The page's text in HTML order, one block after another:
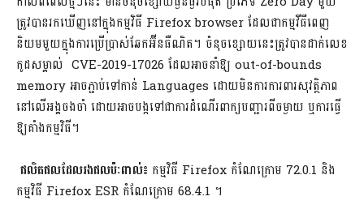
ត្រូវ​បាន​រក​ឃើញ​នៅក្នុង​កម្មវិធី​ Firefox​ browser​ ដែល​ជា​កម្ម​វី​ធី​ពេញ
និយម​មួយ​ក្នុង​ការប្រើ​ប្រាស់​ឆែក​អ៊ីនធឺណិត​។ ចំនុច​ខ្សោយ​នេះ​ត្រូវ​បាន​ដាក់លេខ​
កូដ​សម្គាល់​ ​ CVE​-2019​-17026​ ដែល​អាច​នាំ​ឱ្យ​ out​-of​-bounds​
memory​ អាច​ភ្ជាប់​ទៅកាន់​ Languages​ ដោយ​មិន​ការ​ការពារ​សុវត្ថិភាព​
នៅ​លើ​អង្គ​ចងចាំ​ ដោយ​អាច​បង្ក​ទៅជា​ការ​ដំណើរ​ពាក្យ​បញ្ជា​រពី​ចម្ងាយ​ ឬការ​ធ្វើ​
ឱ្យ​គាំង​កម្មវិធី​។
ផលិតផលដែលរងផលប៉ៈពាល់៖ កម្មវិធី Firefox កំណែក្រោម 72.0.1 និង
កម្មវិធី Firefox ESR កំណែក្រោម 68.4.1 ។